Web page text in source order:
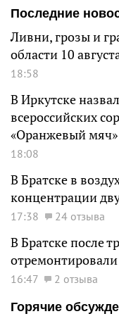
Последние
Ливни, грозы и
области 10
18:58
В Иркутске
всероссийских
«Оранжевый мяч»
18:08
В Братске в
концентрации
17:38 24 отзыва
В Братске после
16:47
2 отзыва
Горячие